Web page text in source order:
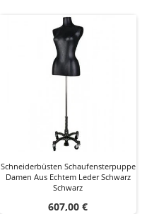
Schneiderbüsten Schaufensterpuppe
Damen Aus Echtem Leder Schwarz
Schwarz
Preis
607,00 €